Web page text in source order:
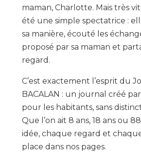
maman, Charlotte. Mais très
été une simple spectatrice :
sa manière, écouté les
proposé par sa maman et
regard.
C’est exactement l’esprit du
BACALAN : un journal créé
pour les habitants, sans
Que l’on ait 8 ans, 18 ans ou
idée, chaque regard et
place dans nos pages.